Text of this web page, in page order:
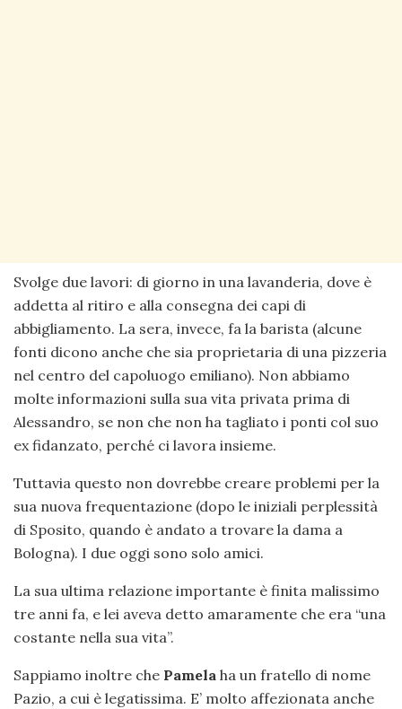
Svolge due lavori: di giorno in una lavanderia, dove è
addetta al ritiro e alla consegna dei capi di
abbigliamento. La sera, invece, fa la barista (alcune
fonti dicono anche che sia proprietaria di una pizzeria
nel centro del capoluogo emiliano). Non abbiamo
molte informazioni sulla sua vita privata prima di
Alessandro, se non che non ha tagliato i ponti col suo
ex fidanzato, perché ci lavora insieme.
Tuttavia questo non dovrebbe creare problemi per la
sua nuova frequentazione (dopo le iniziali perplessità
di Sposito, quando è andato a trovare la dama a
Bologna). I due oggi sono solo amici.
La sua ultima relazione importante è finita malissimo
tre anni fa, e lei aveva detto amaramente che era “una
costante nella sua vita”.
Sappiamo inoltre che Pamela ha un fratello di nome
Pazio, a cui è legatissima. E’ molto affezionata anche